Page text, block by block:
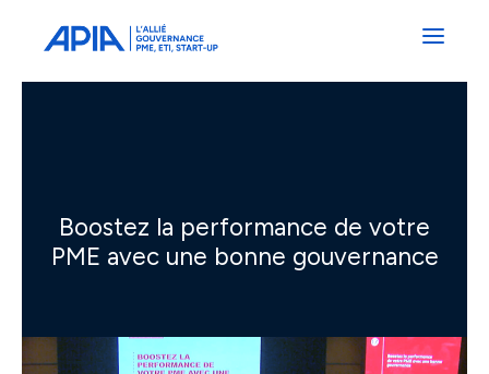
Professionnels
Indépendants
Boostez la performance de votre
PME avec une bonne gouvernance